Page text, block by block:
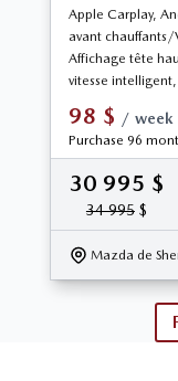
Apple Carplay,
avant chauffants/
Affichage tête
vitesse intelligent,
98 $ / week
Purchase 96
30 995 $
34 995$
Mazda de